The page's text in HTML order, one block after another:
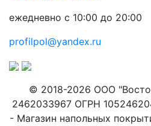
ежедневно с 10:00 до 20:00
profilpol@yandex.ru
© 2018-2026 ООО
2462033967 ОГРН
- Магазин напольных